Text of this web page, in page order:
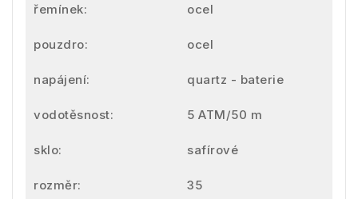
řemínek: ocel
pouzdro: ocel
napájení: quartz - baterie
vodotěsnost: 5 ATM/50 m
sklo: safírové
rozměr: 35